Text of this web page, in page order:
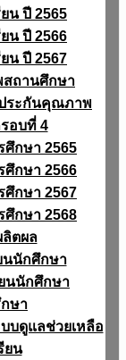
น ปี 2565
น ปี 2566
น ปี 2567
ถานศึกษา
ระกันคุณภาพ
อบที่ 4
ศึกษา 2565
ศึกษา 2566
ศึกษา 2567
ศึกษา 2568
ลิตผล
นนักศึกษา
นนักศึกษา
ษา
บดูแลช่วยเหลือ
ยน